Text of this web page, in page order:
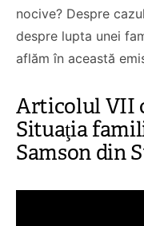
nocive? Despre
despre lupta unei
aflăm în această
Articolul VII
Situaţia
Samson din